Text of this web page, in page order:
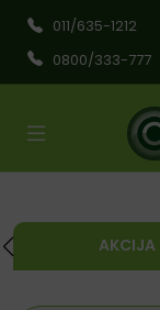
011/635-1212
0800/333-777
AKCIJA